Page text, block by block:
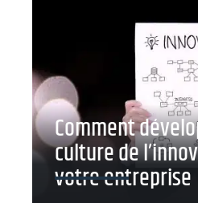
Comment
culture de
votre entreprise